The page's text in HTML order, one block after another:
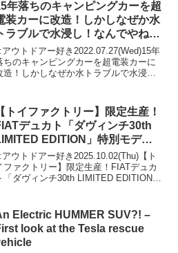
画は注目です！3:アウ...
年落ちのキャンピングカーを超
装カーに改造！しかしなぜか水
トラブルで水浸し！なんでやねー
！電装工事計画②
アウトドアー好き2022.07.27(Wed)15年
ちのキャンピングカーを超電装カーに
造！しかしなぜか水トラブルで水浸
で！！2:アウトドアー好き2022.07.27...
【トイファクトリー】限定生産！
デュカト「ダヴィンチ30th
EDITION」特別モデル
新登場！
アウトドアー好き2025.10.02(Thu)【ト
ファクトリー】限定生産！FIATデュカ
「ダヴィンチ30th LIMITED EDITION」
好き2025....
Electric HUMMER SUV?! –
look at the Tesla rescue